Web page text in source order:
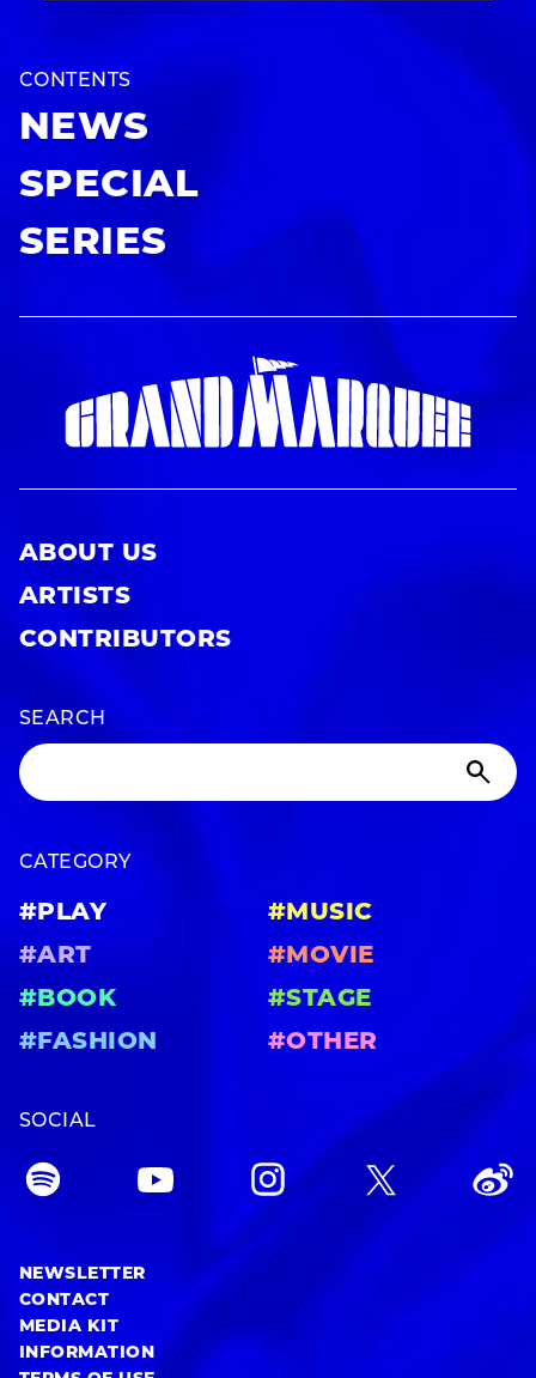
CONTENTS
NEWS
SPECIAL
SERIES
ABOUT US
ARTISTS
CONTRIBUTORS
SEARCH
CATEGORY
#PLAY
#MUSIC
#ART
#MOVIE
#BOOK
#STAGE
#FASHION
#OTHER
SOCIAL
NEWSLETTER
CONTACT
MEDIA KIT
INFORMATION